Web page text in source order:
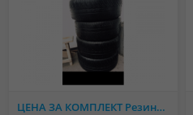
ЦЕНА ЗА КОМПЛЕКТ Резина зима michelin 245/50 r18 104v